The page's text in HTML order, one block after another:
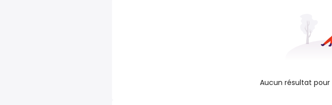
Aucun résultat pour